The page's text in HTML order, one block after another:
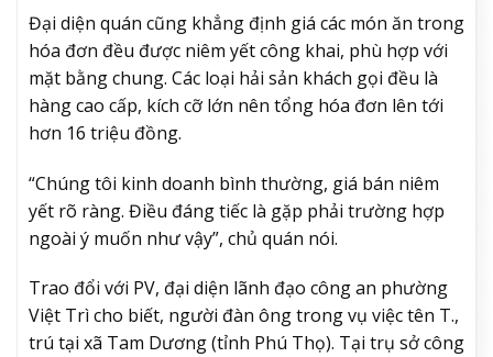
Đại diện quán cũng khẳng định giá các món ăn trong
hóa đơn đều được niêm yết công khai, phù hợp với
mặt bằng chung. Các loại hải sản khách gọi đều là
hàng cao cấp, kích cỡ lớn nên tổng hóa đơn lên tới
hơn 16 triệu đồng.
“Chúng tôi kinh doanh bình thường, giá bán niêm
yết rõ ràng. Điều đáng tiếc là gặp phải trường hợp
ngoài ý muốn như vậy”, chủ quán nói.
Trao đổi với PV, đại diện lãnh đạo công an phường
Việt Trì cho biết, người đàn ông trong vụ việc tên T.,
trú tại xã Tam Dương (tỉnh Phú Thọ). Tại trụ sở công